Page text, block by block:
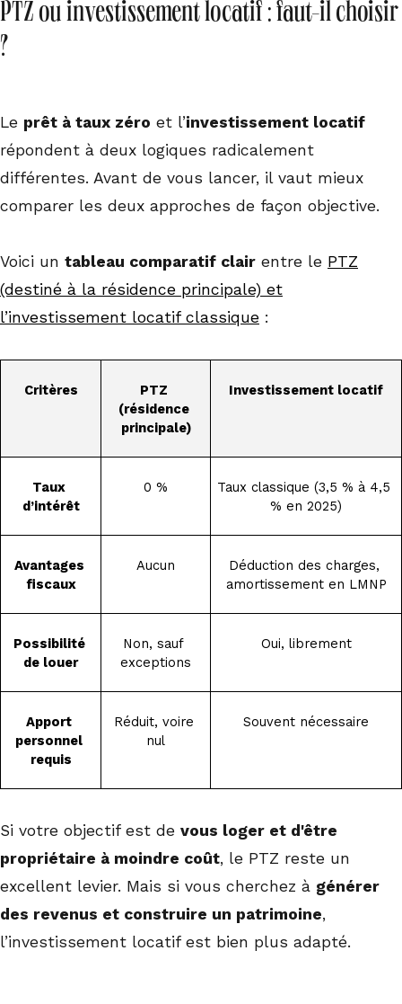
PTZ ou investissement locatif : faut-il choisir
?
Le prêt à taux zéro et l’investissement locatif
répondent à deux logiques radicalement
différentes. Avant de vous lancer, il vaut mieux
comparer les deux approches de façon objective.
Voici un tableau comparatif clair entre le PTZ
(destiné à la résidence principale) et
l’investissement locatif classique :
Critères
PTZ
(résidence
principale)
Investissement locatif
Taux
d’intérêt
0 %
Taux classique (3,5 % à 4,5
% en 2025)
Avantages
fiscaux
Aucun
Déduction des charges,
amortissement en LMNP
Possibilité
de louer
Non, sauf
exceptions
Oui, librement
Apport
personnel
requis
Réduit, voire
nul
Souvent nécessaire
Si votre objectif est de vous loger et d'être
propriétaire à moindre coût, le PTZ reste un
excellent levier. Mais si vous cherchez à générer
des revenus et construire un patrimoine,
l’investissement locatif est bien plus adapté.